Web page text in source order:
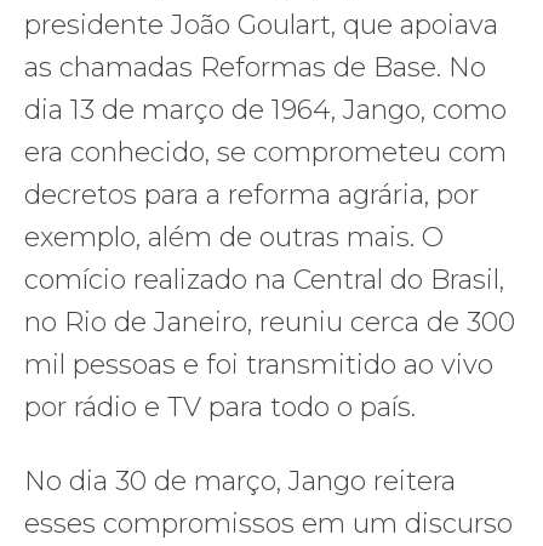
presidente João Goulart, que apoiava
as chamadas Reformas de Base. No
dia 13 de março de 1964, Jango, como
era conhecido, se comprometeu com
decretos para a reforma agrária, por
exemplo, além de outras mais. O
comício realizado na Central do Brasil,
no Rio de Janeiro, reuniu cerca de 300
mil pessoas e foi transmitido ao vivo
por rádio e TV para todo o país.
No dia 30 de março, Jango reitera
esses compromissos em um discurso